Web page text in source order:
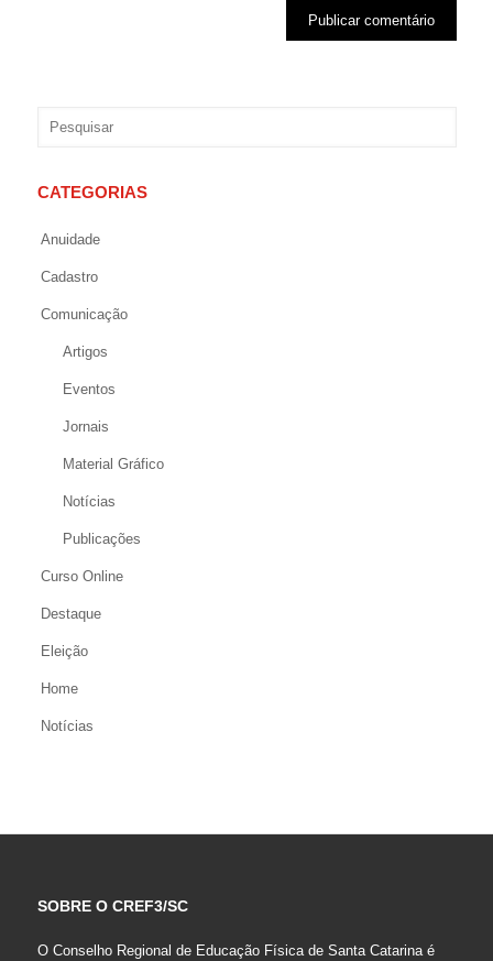
CATEGORIAS
Anuidade
Cadastro
Comunicação
Artigos
Eventos
Jornais
Material Gráfico
Notícias
Publicações
Curso Online
Destaque
Eleição
Home
Notícias
SOBRE O CREF3/SC
O Conselho Regional de Educação Física de Santa Catarina é